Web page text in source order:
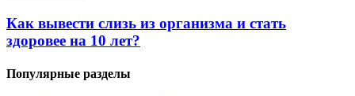
Как вывести слизь из организма и стать
здоровее на 10 лет?
Популярные разделы